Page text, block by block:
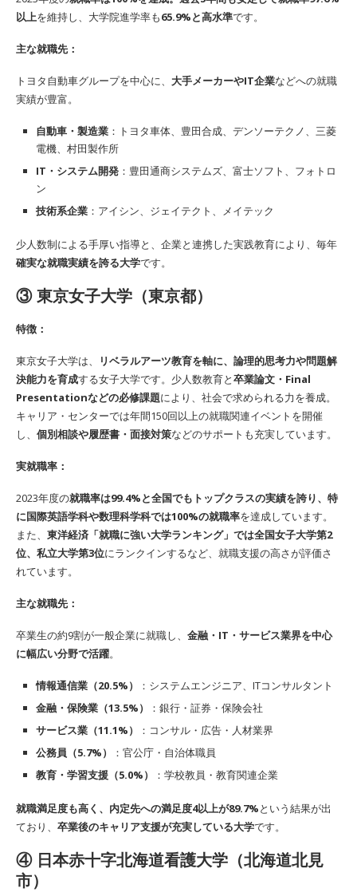
以上を維持し、大学院進学率も65.9%と高水準です。
主な就職先：
トヨタ自動車グループを中心に、 大手メーカーやIT企業などへの就職
実績が豊富。
自動車・製造業 ：トヨタ車体、豊田合成、デンソーテクノ、三菱
電機、村田製作所
IT・システム開発 ：豊田通商システムズ、富士ソフト、フォトロ
ン
技術系企業 ：アイシン、ジェイテクト、メイテック
少人数制による手厚い指導と、企業と連携した実践教育により、毎年
確実な就職実績を誇る大学です。
③ 東京女子大学（東京都）
特徴：
東京女子大学は、
リベラルアーツ教育を軸に、論理的思考力や問題解
決能力を育成する女子大学です。少人数教育と卒業論文・Final
Presentationなどの必修課題により、社会で求められる力を養成。
キャリア・センターでは年間150回以上の就職関連イベントを開催
し、 個別相談や履歴書・面接対策などのサポートも充実しています。
実就職率：
2023年度の就職率は99.4%と全国でもトップクラスの実績を誇り、特
に国際英語学科や数理科学科では100%の就職率を達成しています。
また、 東洋経済「就職に強い大学ランキング」では全国女子大学第2
位、私立大学第3位にランクインするなど、就職支援の高さが評価さ
れています。
主な就職先：
卒業生の約9割が一般企業に就職し、 金融・IT・サービス業界を中心
に幅広い分野で活躍。
情報通信業（20.5%）
：システムエンジニア、ITコンサルタント
金融・保険業（13.5%）
：銀行・証券・保険会社
サービス業（11.1%）
：コンサル・広告・人材業界
公務員（5.7%）
：官公庁・自治体職員
教育・学習支援（5.0%）
：学校教員・教育関連企業
就職満足度も高く、内定先への満足度4以上が89.7%という結果が出
ており、 卒業後のキャリア支援が充実している大学です。
④ 日本赤十字北海道看護大学（北海道北見
市）